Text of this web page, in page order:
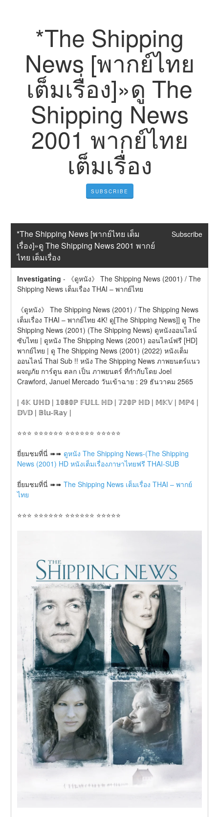
*The Shipping
News [พากย์ไทย
เต็มเรื่อง]»ดู The
Shipping News
2001 พากย์ไทย
เต็มเรื่อง
SUBSCRIBE
*The Shipping News [พากย์ไทย เต็ม
เรื่อง]»ดู The Shipping News 2001 พากย์
ไทย เต็มเรื่อง
Subscribe
Investigating -
《ดูหนัง》 The Shipping News (2001) / The
Shipping News เต็มเรื่อง THAI – พากย์ไทย
《ดูหนัง》 The Shipping News (2001) / The Shipping News
เต็มเรื่อง THAI – พากย์ไทย 4K! ดู[The Shipping News]] ดู The
Shipping News (2001) (The Shipping News) ดูหนังออนไลน์
ซับไทย | ดูหนัง The Shipping News (2001) ออนไลน์ฟรี [HD]
พากย์ไทย | ดู The Shipping News (2001) (2022) หนังเต็ม
ออนไลน์ Thai Sub !! หนัง The Shipping News ภาพยนตร์แนว
ผจญภัย การ์ตูน ตลก เป็น ภาพยนตร์ ที่กำกับโดย Joel
Crawford, Januel Mercado วันเข้าฉาย : 29 ธันวาคม 2565
| 𝟜𝕂 𝕌ℍ𝔻 | 𝟙𝟘𝟠𝟘ℙ 𝔽𝕌𝕃𝕃 ℍ𝔻 | 𝟟𝟚𝟘ℙ ℍ𝔻 | 𝕄𝕂𝕍 | 𝕄ℙ𝟜 |
𝔻𝕍𝔻 | 𝔹𝕝𝕦-ℝ𝕒𝕪 |
⭐⭐⭐ ⭐⭐⭐⭐⭐⭐ ⭐⭐⭐⭐⭐⭐ ⭐⭐⭐⭐⭐
ยี่ยมชมที่นี่ ➠➠ ดูหนัง The Shipping News-(The Shipping
News (2001) HD หนังเต็มเรื่องภาษาไทยฟรี THAI-SUB
ยี่ยมชมที่นี่ ➠➠ The Shipping News เต็มเรื่อง THAI – พากย์
ไทย
⭐⭐⭐ ⭐⭐⭐⭐⭐⭐ ⭐⭐⭐⭐⭐⭐ ⭐⭐⭐⭐⭐